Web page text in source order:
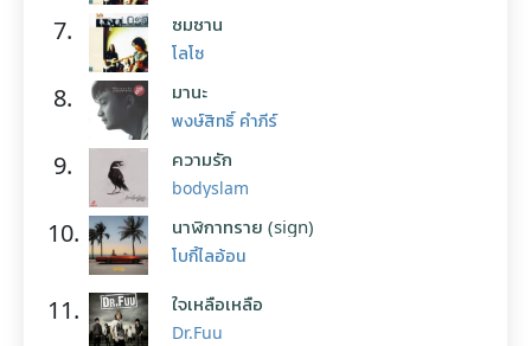
7. ซมซาน
โลโซ
8. มานะ
พงษ์สิทธิ์ คำภีร์
9. ความรัก
bodyslam
10. นาฬิกาทราย (sign)
โบกี้ไลอ้อน
11. ใจเหลือเหลือ
Dr.Fuu